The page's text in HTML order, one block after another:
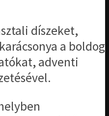
díszeket,
a boldog
adventi